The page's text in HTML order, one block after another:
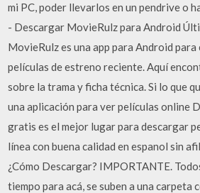
mi PC, poder llevarlos en un pendrive o
- Descargar MovieRulz para Android
MovieRulz es una app para Android
películas de estreno reciente. Aquí
sobre la trama y ficha técnica. Si lo que
una aplicación para ver películas online
gratis es el mejor lugar para descargar
línea con buena calidad en espanol sin
¿Cómo Descargar? IMPORTANTE.
tiempo para acá, se suben a una carpeta